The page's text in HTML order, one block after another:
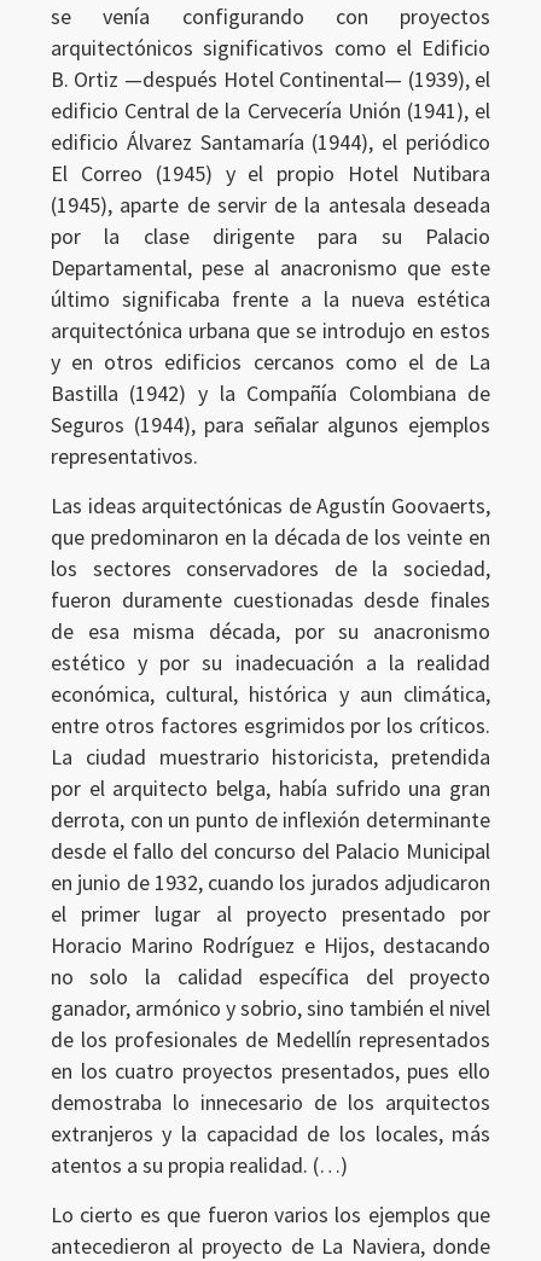
se venía configurando con proyectos
arquitectónicos significativos como el Edificio
B. Ortiz —después Hotel Continental— (1939), el
edificio Central de la Cervecería Unión (1941), el
edificio Álvarez Santamaría (1944), el periódico
El Correo (1945) y el propio Hotel Nutibara
(1945), aparte de servir de la antesala deseada
por la clase dirigente para su Palacio
Departamental, pese al anacronismo que este
último significaba frente a la nueva estética
arquitectónica urbana que se introdujo en estos
y en otros edificios cercanos como el de La
Bastilla (1942) y la Compañía Colombiana de
Seguros (1944), para señalar algunos ejemplos
representativos.
Las ideas arquitectónicas de Agustín Goovaerts,
que predominaron en la década de los veinte en
los sectores conservadores de la sociedad,
fueron duramente cuestionadas desde finales
de esa misma década, por su anacronismo
estético y por su inadecuación a la realidad
económica, cultural, histórica y aun climática,
entre otros factores esgrimidos por los críticos.
La ciudad muestrario historicista, pretendida
por el arquitecto belga, había sufrido una gran
derrota, con un punto de inflexión determinante
desde el fallo del concurso del Palacio Municipal
en junio de 1932, cuando los jurados adjudicaron
el primer lugar al proyecto presentado por
Horacio Marino Rodríguez e Hijos, destacando
no solo la calidad específica del proyecto
ganador, armónico y sobrio, sino también el nivel
de los profesionales de Medellín representados
en los cuatro proyectos presentados, pues ello
demostraba lo innecesario de los arquitectos
extranjeros y la capacidad de los locales, más
atentos a su propia realidad. (…)
Lo cierto es que fueron varios los ejemplos que
antecedieron al proyecto de La Naviera, donde
Ingresar